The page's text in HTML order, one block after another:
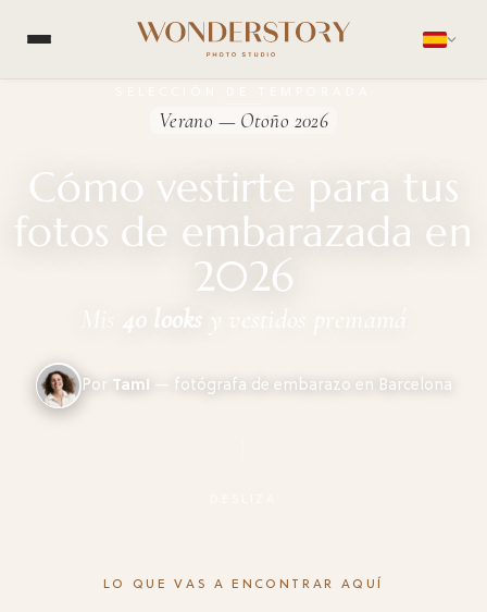
Verano — Otoño 2026
Cómo vestirte para tus
fotos de embarazada en
2026
looks y vestidos premamá
Por Tami — fotógrafa de embarazo en Barcelona
LO QUE VAS A ENCONTRAR AQUÍ